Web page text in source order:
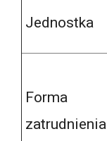
Jednostka
Forma
zatrudnienia